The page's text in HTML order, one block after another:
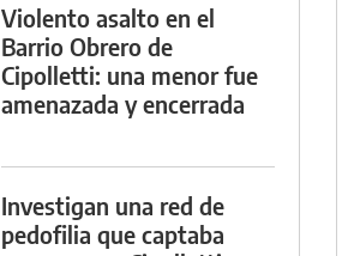
Violento asalto en el
Barrio Obrero de
Cipolletti: una menor fue
amenazada y encerrada
Investigan una red de
pedofilia que captaba